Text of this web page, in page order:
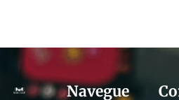
Navegue